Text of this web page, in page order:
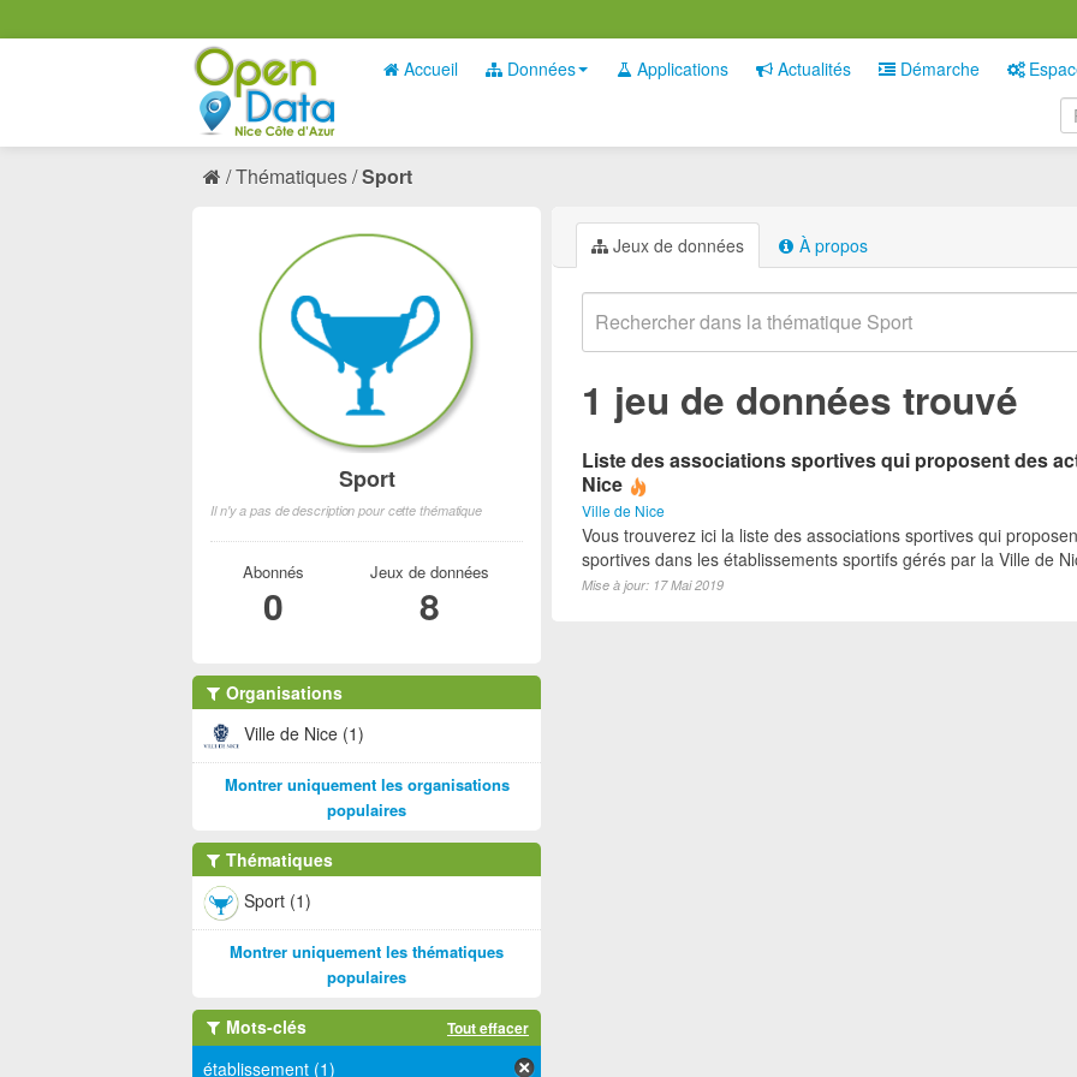
Accueil Données Applications Actualités Démarche
Thématiques Sport
Jeux de données À propos
1 jeu de données trouvé
Liste des associations sportives qui proposent des
Nice
Ville de Nice
Vous trouverez ici la liste des associations sportives qui
sportives dans les établissements sportifs gérés par la Ville de
Mise à jour: 17 Mai 2019
Sport
Il n'y a pas de description pour cette thématique
Abonnés
0
Jeux de données
8
Organisations
Ville de Nice (1)
Montrer uniquement les organisations
populaires
Thématiques
Sport (1)
Montrer uniquement les thématiques
populaires
Mots-clés Tout effacer
établissement (1)